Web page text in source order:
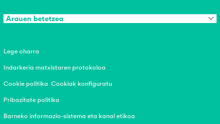
Arauen betetzea
Lege oharra
Indarkeria matxistaren protokoloa
Cookie politika Cookiak konfiguratu
Pribazitate politika
Barneko informazio-sistema eta kanal etikoa